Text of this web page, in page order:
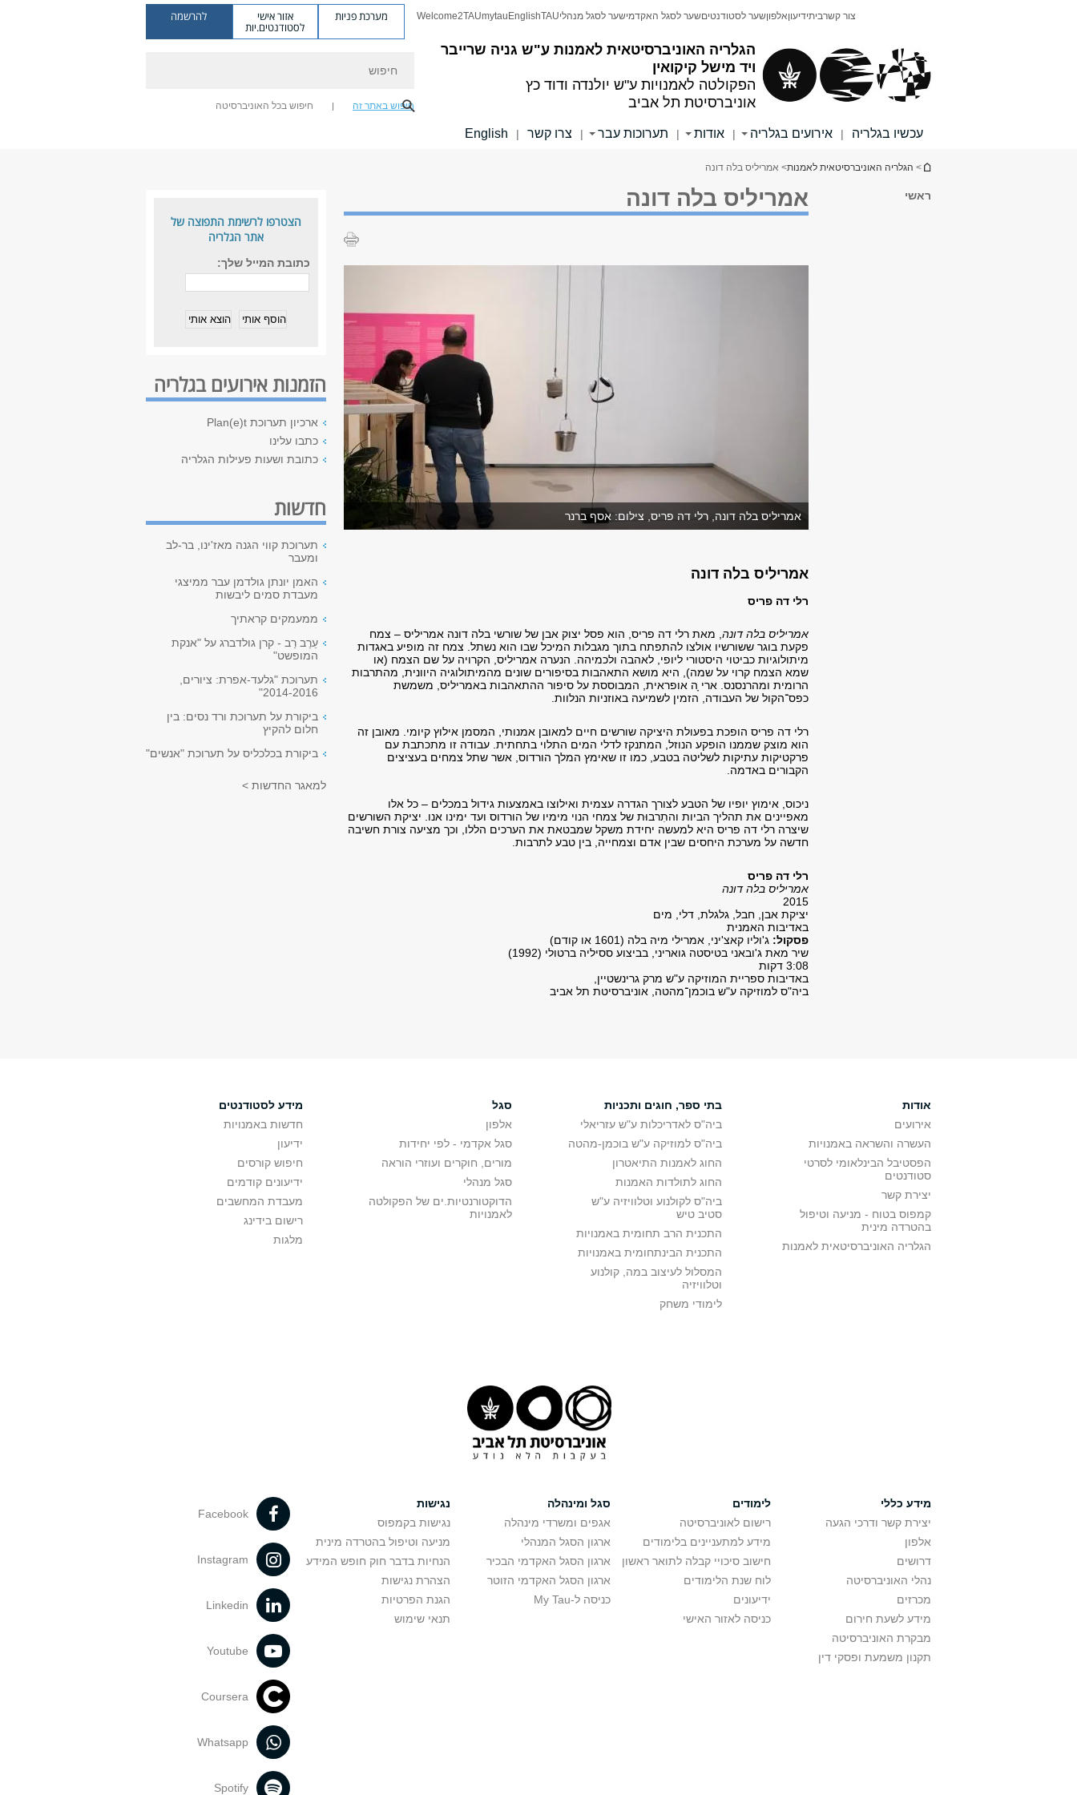
הגלריה האוניברסיטאית לאמנות ע"ש גניה שרייבר
ויד מישל קיקואין
הפקולטה לאמנויות ע"ש יולנדה ודוד כץ
אוניברסיטת תל אביב
צור קשרביתידיעוןאלפוןשער לסטודנטיםשער לסגל האקדמישער לסגל מנהליTAU
English
mytau
Welcome2TAU מערכת פניות אזור אישי
לסטודנטים.יות
להרשמה
חיפוש באתר זה חיפוש בכל האוניברסיטה
עכשיו בגלריה | אירועים בגלריה | אודות | תערוכות עבר | צרו קשר |
English
הינך נמצא כאן
> הגלריה האוניברסיטאית לאמנות> אמריליס בלה דונה
ראשי אמריליס בלה דונה
אמריליס בלה דונה, רלי דה פריס, צילום: אסף ברנר
אמריליס בלה דונה
רלי דה פריס
אמריליס בלה דונה , מאת רלי דה פריס, הוא פסל יצוק אבן של שורשי בלה דונה אמריליס – צמח
פקעת בוגר ששורשיו אולצו להתפתח בתוך מגבלות המיכל שבו הוא נשתל. צמח זה מופיע באגדות
מיתולוגיות כביטוי היסטורי ליופי, לאהבה ולכמיהה. הנערה אמריליס, הקרויה על שם הצמח (או
שמא הצמח קרוי על שמה), היא מושא התאהבות בסיפורים שונים מהמיתולוגיה היוונית, מהתרבות
הרומית ומהרנסנס. ארי ָה אופראית, המבוססת על סיפור ההתאהבות באמריליס, משמשת
כפס־הקול של העבודה, הזמין לשמיעה באוזניות הנלוות.
רלי דה פריס הופכת בפעולת היציקה שורשים חיים למאובן אמנותי, המסמן אילוץ קיומי. מאובן זה
הוא מוצק שממנו הופקע הנוזל, המתנקז לדלי המים התלוי בתחתית. עבודה זו מתכתבת עם
פרקטיקות עתיקות לשליטה בטבע, כמו זו שאימץ המלך הורדוס, אשר שתל צמחים בעציצים
הקבורים באדמה.
ניכוס, אימוץ יופיו של הטבע לצורך הגדרה עצמית ואילוצו באמצעות גידול במכלים – כל אלו
מאפיינים את תהליך הביות והתִרבוּת של צמחי הנוי מימיו של הורדוס ועד ימינו אנו. יציקת השורשים
שיצרה רלי דה פריס היא למעשה יחידת משקל שמבטאת את הערכים הללו, וכך מציעה צורת חשיבה
חדשה על מערכת היחסים שבין אדם וצמחייה, בין טבע לתרבות.
רלי דה פריס
אמריליס בלה דונה
2015
יציקת אבן, חבל, גלגלת, דלי, מים
באדיבות האמנית
פסקול: ג'וליו קאצ'יני, אמרילי מיה בלה (1601 או קודם)
שיר מאת ג'ובאני בטיסטה גואריני, בביצוע ססיליה ברטולי (1992)
3:08 דקות
באדיבות ספריית המוזיקה ע"ש מרק גרינשטיין,
ביה"ס למוזיקה ע"ש בוכמן־מהטה, אוניברסיטת תל אביב
הצטרפו לרשימת התפוצה של
אתר הגלריה
כתובת המייל שלך:
הזמנות אירועים בגלריה
ארכיון תערוכת Plan(e)t
כתבו עלינו
כתובת ושעות פעילות הגלריה
חדשות
תערוכת קווי הגנה מאז'ינו, בר-לב
ומעבר
האמן יונתן גולדמן עבר ממיצגי
מעבדת סמים ליבשות
ממעמקים קראתיך
עֵרֶב רַב - קרן גולדברג על "אנקת
המופשט"
תערוכת "גלעד-אפרת: ציורים,
2014-2016"
ביקורת על תערוכת ורד נסים: בין
חלום להקיץ
ביקורת בכלכליס על תערוכת "אנשים"
למאגר החדשות >
אודות
אירועים
העשרה והשראה באמנויות
הפסטיבל הבינלאומי לסרטי
סטודנטים
יצירת קשר
קמפוס בטוח - מניעה וטיפול
בהטרדה מינית
הגלריה האוניברסיטאית לאמנות
בתי ספר, חוגים ותכניות
ביה"ס לאדריכלות ע"ש עזריאלי
ביה"ס למוזיקה ע"ש בוכמן-מהטה
החוג לאמנות התיאטרון
החוג לתולדות האמנות
ביה"ס לקולנוע וטלוויזיה ע"ש
סטיב טיש
התכנית הרב תחומית באמנויות
התכנית הבינתחומית באמנויות
המסלול לעיצוב במה, קולנוע
וטלוויזיה
לימודי משחק
סגל
אלפון
סגל אקדמי - לפי יחידות
מורים, חוקרים ועוזרי הוראה
סגל מנהלי
הדוקטורנטיות.ים של הפקולטה
לאמנויות
מידע לסטודנטים
חדשות באמנויות
ידיעון
חיפוש קורסים
ידיעונים קודמים
מעבדת המחשבים
רישום בידינג
מלגות
מידע כללי
יצירת קשר ודרכי הגעה
אלפון
דרושים
נהלי האוניברסיטה
מכרזים
מידע לשעת חירום
מבקרת האוניברסיטה
תקנון משמעת ופסקי דין
לימודים
רישום לאוניברסיטה
מידע למתעניינים בלימודים
חישוב סיכויי קבלה לתואר ראשון
לוח שנת הלימודים
ידיעונים
כניסה לאזור האישי
סגל ומינהלה
אגפים ומשרדי מינהלה
ארגון הסגל המנהלי
ארגון הסגל האקדמי הבכיר
ארגון הסגל האקדמי הזוטר
כניסה ל-My Tau
נגישות
נגישות בקמפוס
מניעה וטיפול בהטרדה מינית
הנחיות בדבר חוק חופש המידע
הצהרת נגישות
הגנת הפרטיות
תנאי שימוש
Facebook
Instagram
Linkedin
Youtube
Coursera
Whatsapp
Spotify